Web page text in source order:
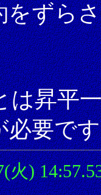
をずら
は昇平
必要で
火)